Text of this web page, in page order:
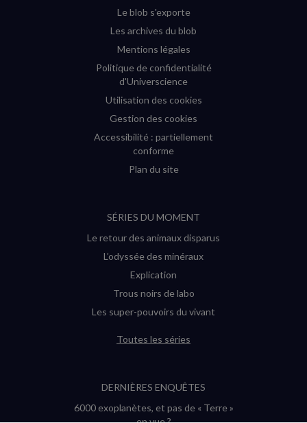
Le blob s'exporte
Les archives du blob
Mentions légales
Politique de confidentialité
d'Universcience
Utilisation des cookies
Gestion des cookies
Accessibilité : partiellement
conforme
Plan du site
SÉRIES DU MOMENT
Le retour des animaux disparus
L’odyssée des minéraux
Explication
Trous noirs de labo
Les super-pouvoirs du vivant
Toutes les séries
DERNIÈRES ENQUÊTES
6000 exoplanètes, et pas de « Terre »